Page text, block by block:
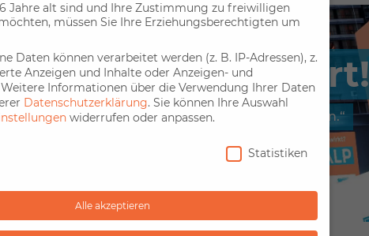
am richtigen Ort!
finden und Plakatfläche einfach online buchen.
Jahre alt sind und Ihre Zustimmung zu freiwilligen
müssen Sie Ihre Erziehungsberechtigten um
Daten können verarbeitet werden (z. B. IP-Adressen), z.
Anzeigen und Inhalte oder Anzeigen- und
Weitere Informationen über die Verwendung Ihrer Daten
Datenschutzerklärung. Sie können Ihre Auswahl
widerrufen oder anpassen.
Statistiken
Alle akzeptieren